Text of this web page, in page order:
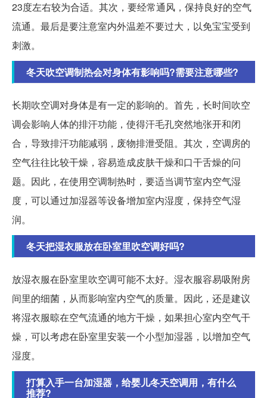
23度左右较为合适。其次，要经常通风，保持良好的空气
流通。最后是要注意室内外温差不要过大，以免宝宝受到
刺激。
冬天吹空调制热会对身体有影响吗?需要注意哪些?
长期吹空调对身体是有一定的影响的。首先，长时间吹空
调会影响人体的排汗功能，使得汗毛孔突然地张开和闭
合，导致排汗功能减弱，废物排泄受阻。其次，空调房的
空气往往比较干燥，容易造成皮肤干燥和口干舌燥的问
题。因此，在使用空调制热时，要适当调节室内空气湿
度，可以通过加湿器等设备增加室内湿度，保持空气湿
润。
冬天把湿衣服放在卧室里吹空调好吗?
放湿衣服在卧室里吹空调可能不太好。湿衣服容易吸附房
间里的细菌，从而影响室内空气的质量。因此，还是建议
将湿衣服晾在空气流通的地方干燥，如果担心室内空气干
燥，可以考虑在卧室里安装一个小型加湿器，以增加空气
湿度。
打算入手一台加湿器，给婴儿冬天空调用，有什么
推荐?